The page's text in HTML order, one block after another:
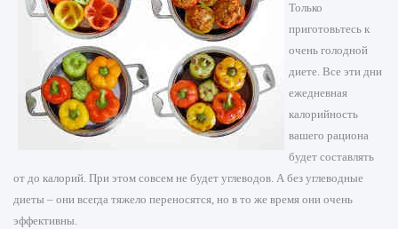
Только
приготовьтесь к
очень голодной
диете. Все эти дни
ежедневная
калорийность
вашего рациона
будет составлять
от до калорий. При этом совсем не будет углеводов. А без углеводные
диеты – они всегда тяжело переносятся, но в то же время они очень
эффективны.